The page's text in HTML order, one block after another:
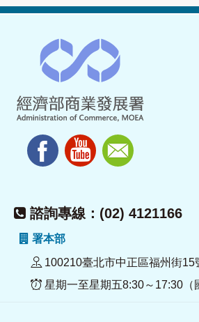
諮詢專線：(02) 4121166
署本部
100210臺北市中正區福州街15
星期一至星期五8:30～17:30（